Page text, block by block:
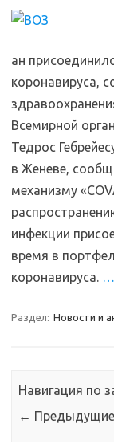
ан
коронавируса,
Всемирной
Тедрос
в Женеве,
механизму
инфекции
время в
коронавируса. …
Раздел: Новости и
Навигация по
← Предыдущие